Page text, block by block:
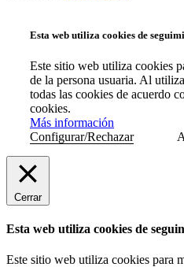
Esta web utiliza cookies de
Este sitio web utiliza cookies
de la persona usuaria. Al
todas las cookies de acuerdo
cookies.
Más información
Configurar/Rechazar
Cerrar
Esta web utiliza cookies de
Este sitio web utiliza cookies para